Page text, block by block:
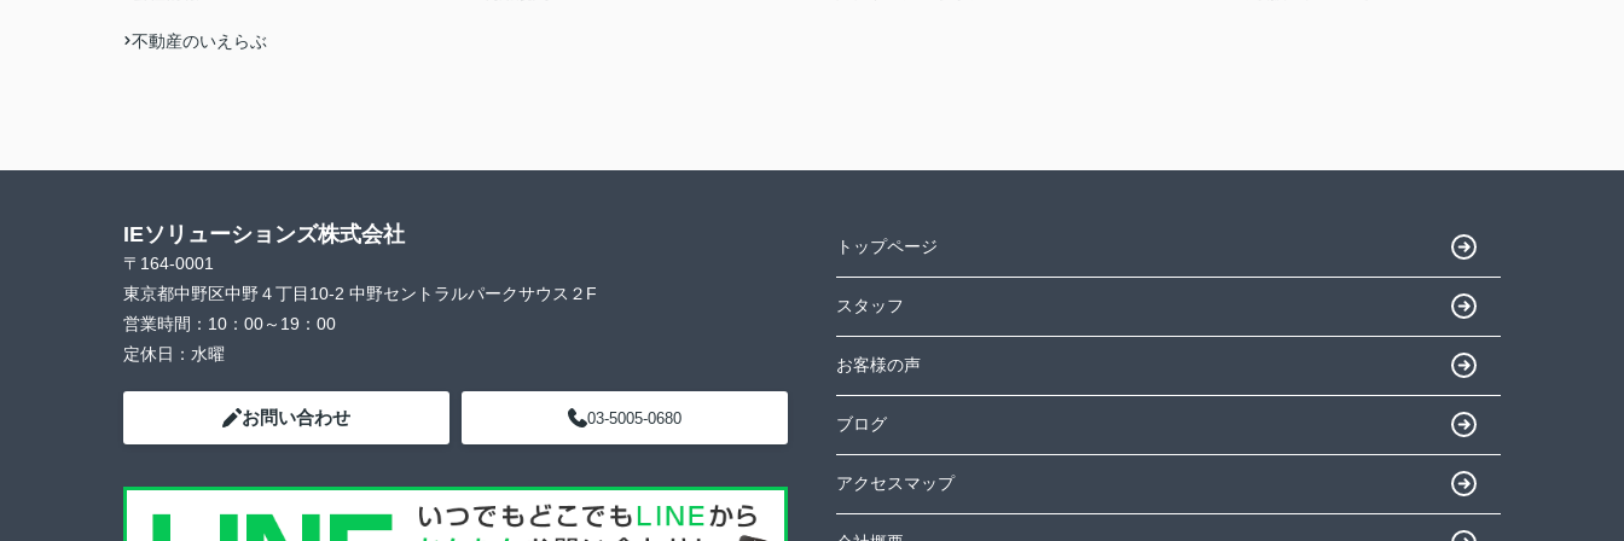
不動産のいえらぶ
IEソリューションズ株式会社
〒164-0001
東京都中野区中野４丁目10-2 中野セントラルパークサウス２F
営業時間： 10：00～19：00
定休日： 水曜
お問い合わせ 03-5005-0680
トップページ
スタッフ
お客様の声
ブログ
アクセスマップ